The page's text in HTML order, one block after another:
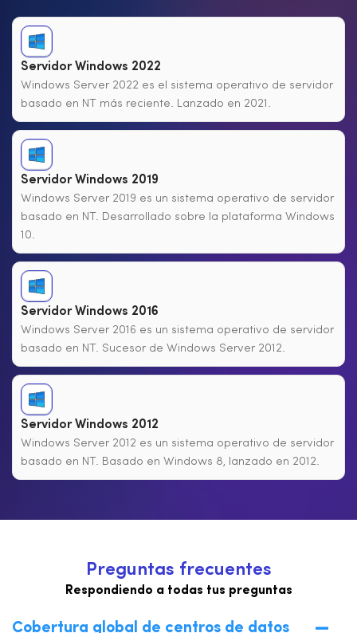
Servidor Windows 2022
Windows Server 2022 es el sistema operativo de servidor
basado en NT más reciente. Lanzado en 2021.
Servidor Windows 2019
Windows Server 2019 es un sistema operativo de servidor
basado en NT. Desarrollado sobre la plataforma Windows
10.
Servidor Windows 2016
Windows Server 2016 es un sistema operativo de servidor
basado en NT. Sucesor de Windows Server 2012.
Servidor Windows 2012
Windows Server 2012 es un sistema operativo de servidor
basado en NT. Basado en Windows 8, lanzado en 2012.
Preguntas frecuentes
Respondiendo a todas tus preguntas
Cobertura global de centros de datos